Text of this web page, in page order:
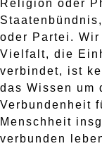
Religion oder
oder Partei.
Vielfalt, die
verbindet, ist
das Wissen um
Verbundenheit
Menschheit
verbunden